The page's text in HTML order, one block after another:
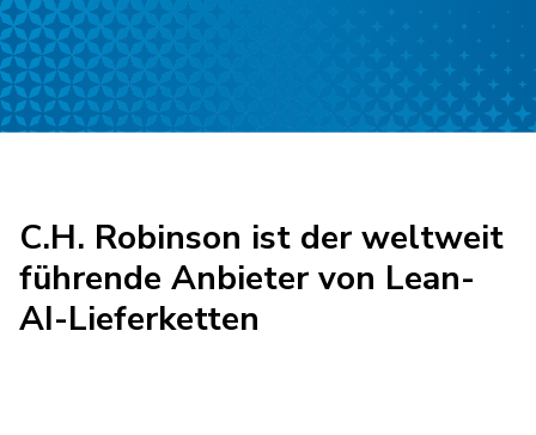
C.H. Robinson ist der weltweit
führende Anbieter von Lean-
AI-Lieferketten